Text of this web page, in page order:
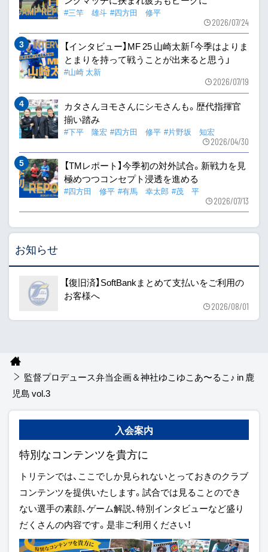
#三竿 雄斗 #四方田 修平
2026/07/24
【インタビュー】MF 25 山崎太新「今季はよりま
とまりを持って戦うことが出来ると思う」
#山崎 太新
2026/07/19
カタさんヨモさんにシモさんも。歴代指揮官
揃い踏み
#下平 隆宏 #四方田 修平 #片野坂 知宏
2026/04/30
【TMレポート】今季初の対外試合。新戦力を見
極めつつコンセプト浸透を進める
#四方田 修平 #有馬 幸太郎 #茂 平
2026/07/13
お知らせ
【復旧済】SoftBankまとめて支払いをご利用の
お客様へ
2026/08/01
監督プロデュース弁当企画＆神社ゆこゆこあ〜るこ♪ in 鹿
児島 vol.3
入会案内
特別なコンテンツを貴方に
トリテンでは、ここでしか見られないとっておきのクラブ
コンテンツを提供いたします。試合では見ることのでき
ない選手の素顔、ゲーム解説、特別インタビューなど盛り
だくさんの内容です。是非ご利用ください！